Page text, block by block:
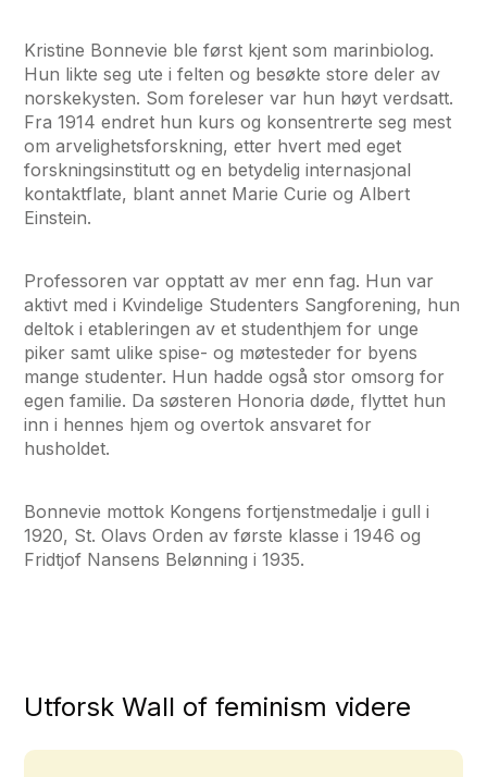
Kristine Bonnevie ble først kjent som marinbiolog.
Hun likte seg ute i felten og besøkte store deler av
norskekysten. Som foreleser var hun høyt verdsatt.
Fra 1914 endret hun kurs og konsentrerte seg mest
om arvelighetsforskning, etter hvert med eget
forskningsinstitutt og en betydelig internasjonal
kontaktflate, blant annet Marie Curie og Albert
Einstein.
Professoren var opptatt av mer enn fag. Hun var
aktivt med i Kvindelige Studenters Sangforening, hun
deltok i etableringen av et studenthjem for unge
piker samt ulike spise- og møtesteder for byens
mange studenter. Hun hadde også stor omsorg for
egen familie. Da søsteren Honoria døde, flyttet hun
inn i hennes hjem og overtok ansvaret for
husholdet.
Bonnevie mottok Kongens fortjenstmedalje i gull i
1920, St. Olavs Orden av første klasse i 1946 og
Fridtjof Nansens Belønning i 1935.
Utforsk Wall of feminism videre